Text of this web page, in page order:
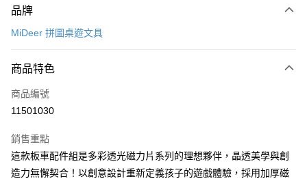
信用卡一次付款
3 期 0 利率 每期
合作金庫商業銀行
上海商業儲蓄銀行
臺灣中小企業銀行
匯豐（台灣）商業銀行
華泰商業銀行
聯邦商業銀行
遠東國際商業銀行
超商取貨付款
LINE Pay
Apple Pay
悠遊付
品牌
MiDeer 拼圖桌遊文具
商品特色
商品編號
11501030
銷售重點
這款板車配件組是多彩透光磁力片系列的理想夥伴，晶透美學與創
造力無懈契合！以創意設計重新定義孩子的遊戲體驗，採用加厚磁